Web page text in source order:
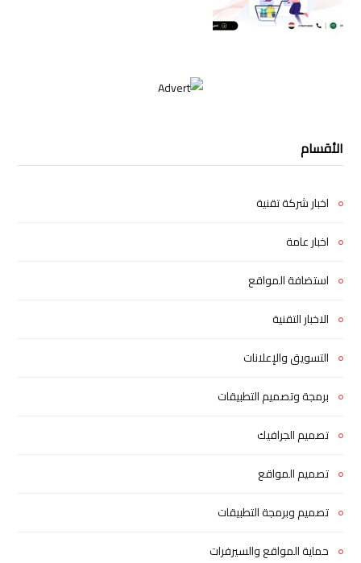
الأقسام
اخبار شركة تقنية
اخبار عامة
استضافة المواقع
الاخبار التقنية
التسويق والإعلانات
برمجة وتصميم التطبيقات
تصميم الجرافيك
تصميم المواقع
تصميم وبرمجة التطبيقات
حماية المواقع والسيرفرات